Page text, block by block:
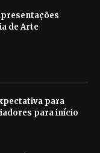
de Arte
para
para início